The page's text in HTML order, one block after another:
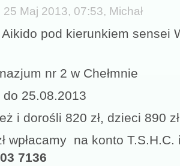
25 Maj 2013, 07:53, Michał
Aikido pod kierunkiem sensei
nr 2 w Chełmnie
do 25.08.2013
i dorośli 820 zł, dzieci 890 zł
wpłacamy na konto
7136